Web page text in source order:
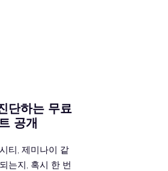
단하는 무료
공개
티, 제미나이 같
는지, 혹시 한 번